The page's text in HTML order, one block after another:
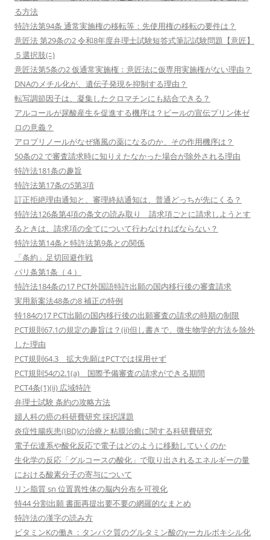
る方法
特許法第94条 通常実施権の移転等：先使用権の移転の要件は？
意匠法 第29条の2 令和8年度弁理士試験短答式筆記試験問題【意匠】
５選択肢(ﾆ)
意匠法第5条の2 仮通常実施権：意匠法に仮専用実施権がない理由？
DNAのメチル化が、遺伝子発現を抑制する理由？
転写調節因子は、凝集したクロマチンにも結合できる？
アルコールが尿酸産生を促進する機序は？ビールの宣伝プリン体ゼ
ロの意義？
アロプリノールがなぜ痛風の薬になるのか、その作用機序は？
50条の2 で審査請求時に知りえたなかった場合が除外される理由
特許法181条の趣旨
特許法第17条の5第3項
訂正拒絶理由通知と、審理終結通知は、普通どっちが先にくる？
特許法126条第4項の条文の読み取り 請求項ごとに請求しようとす
るときは、請求項の全てについて行わなければならない？
特許法第14条と特許法第9条との関係
「条約」足切回避作戦
パリ条第1条（４）
特許法184条の17 PCT外国語特許出願の国内移行後の審査請求
実用新案法48条の8 補正の特例
特184の17 PCT出願の国内移行後の出願審査の請求の時期の制限
PCT規則67.1の規定の趣旨は？(ii)但し書きで、微生物学的方法を除外
した理由
PCT規則64.3 拡大先願はPCTでは採用せず
PCT規則54の2.1(a) 国際予備審査の請求ができる期間
PCT4条(1)(ii) 広域特許
弁理士試験 条約の攻略方法
婦人科の癌の科研費研究 採択課題
炎症性腸疾患(IBD)の治療と粘膜治癒に関する科研費研究
電子伝達系や酸化反応で電子はどのように移動していくのか
生化学の反応「グルコースの酸化」で取り出されるエネルギーの量
における酸素分子の寄与について
リン脂質 sn 位置異性体の脳内分布を可視化
特44 分割出願 書面再提出要不要の網羅的なまとめ
特許法の漢字の読み方
ビタミンKの働き：タンパク質のグルタミン酸のγーカルボキシル化